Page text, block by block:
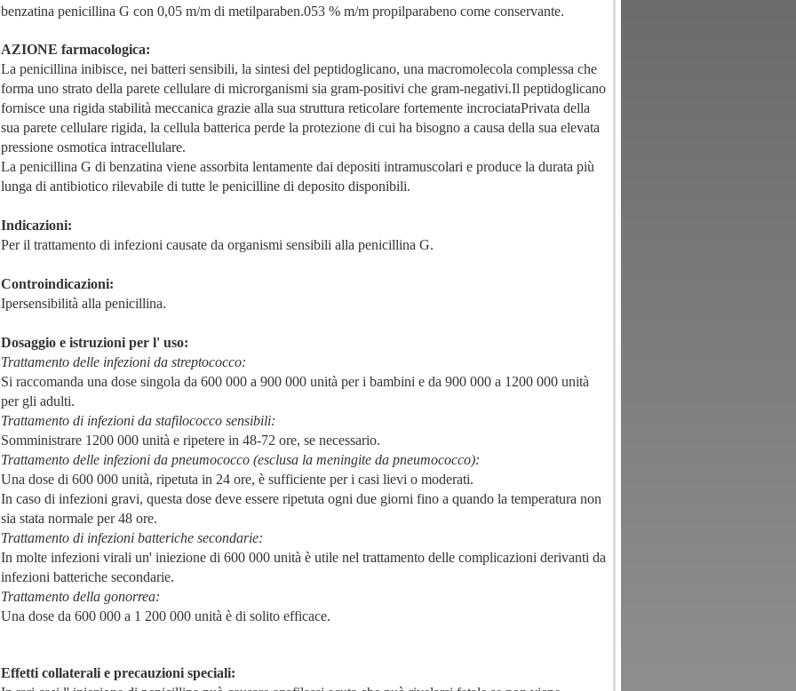
benzatina penicillina G con 0,05 m/m di metilparaben.053 % m/m propilparabeno come conservante.
AZIONE farmacologica:
La penicillina inibisce, nei batteri sensibili, la sintesi del peptidoglicano, una macromolecola complessa che
forma uno strato della parete cellulare di microrganismi sia gram-positivi che gram-negativi.Il peptidoglicano
fornisce una rigida stabilità meccanica grazie alla sua struttura reticolare fortemente incrociataPrivata della
sua parete cellulare rigida, la cellula batterica perde la protezione di cui ha bisogno a causa della sua elevata
pressione osmotica intracellulare.
La penicillina G di benzatina viene assorbita lentamente dai depositi intramuscolari e produce la durata più
lunga di antibiotico rilevabile di tutte le penicilline di deposito disponibili.
Indicazioni:
Per il trattamento di infezioni causate da organismi sensibili alla penicillina G.
Controindicazioni:
Ipersensibilità alla penicillina.
Dosaggio e istruzioni per l' uso:
Trattamento delle infezioni da streptococco:
Si raccomanda una dose singola da 600 000 a 900 000 unità per i bambini e da 900 000 a 1200 000 unità
per gli adulti.
Trattamento di infezioni da stafilococco sensibili:
Somministrare 1200 000 unità e ripetere in 48-72 ore, se necessario.
Trattamento delle infezioni da pneumococco (esclusa la meningite da pneumococco):
Una dose di 600 000 unità, ripetuta in 24 ore, è sufficiente per i casi lievi o moderati.
In caso di infezioni gravi, questa dose deve essere ripetuta ogni due giorni fino a quando la temperatura non
sia stata normale per 48 ore.
Trattamento di infezioni batteriche secondarie:
In molte infezioni virali un' iniezione di 600 000 unità è utile nel trattamento delle complicazioni derivanti da
infezioni batteriche secondarie.
Trattamento della gonorrea:
Una dose da 600 000 a 1 200 000 unità è di solito efficace.
Effetti collaterali e precauzioni speciali: